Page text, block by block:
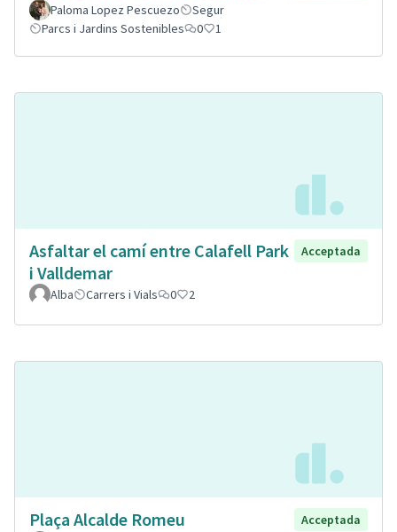
Paloma Lopez Pescuezo
Segur
Parcs i Jardins Sostenibles
0 1
Asfaltar el camí entre Calafell Park
i Valldemar
Acceptada
Alba Carrers i Vials 0 2
Plaça Alcalde Romeu
Acceptada